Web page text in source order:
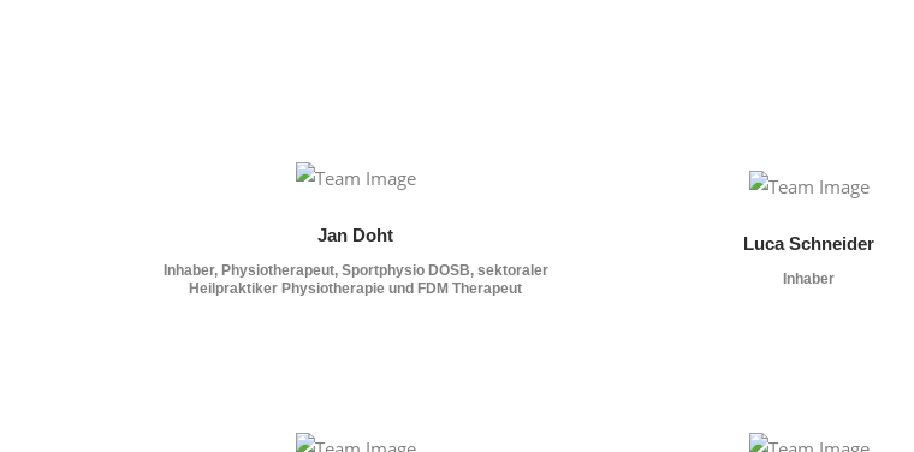
Jan Doht
Inhaber, Physiotherapeut, Sportphysio DOSB, sektoraler
Heilpraktiker Physiotherapie und FDM Therapeut
Luca Schneider
Inhaber